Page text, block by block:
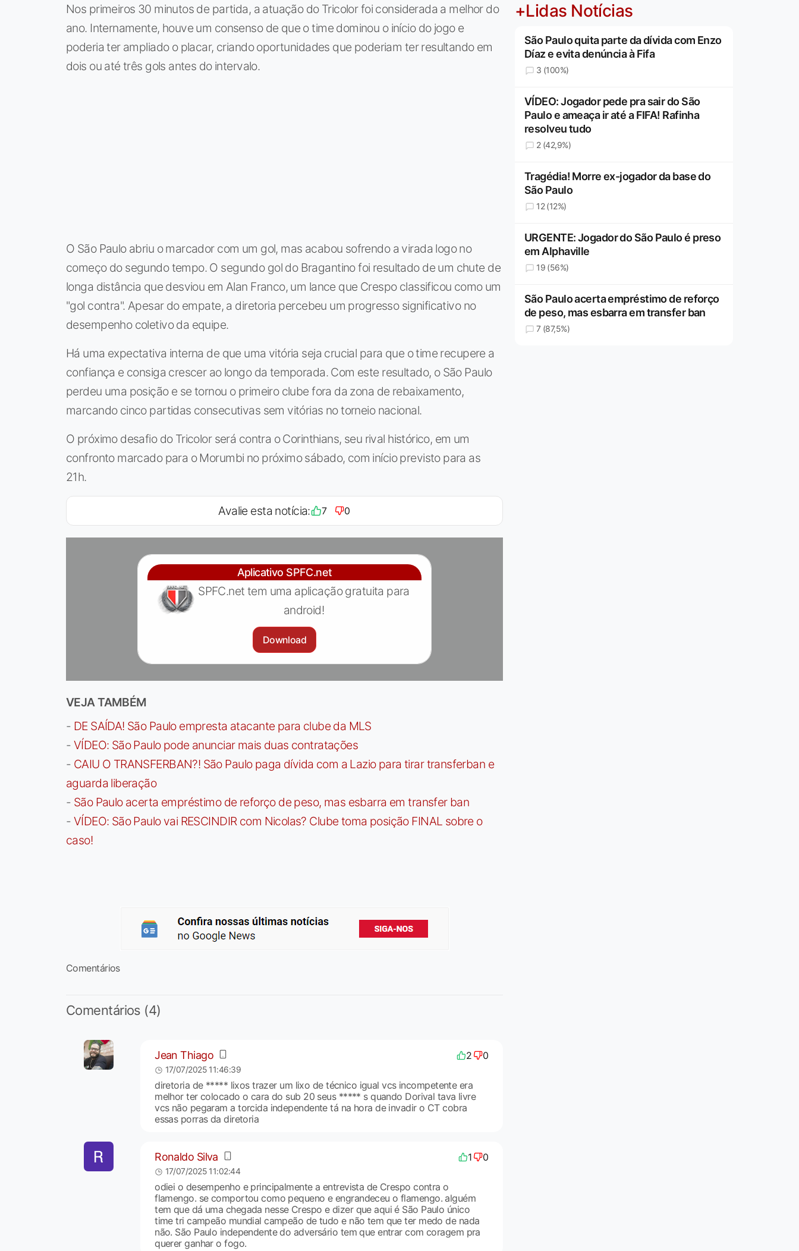
Nos primeiros 30 minutos de partida, a atuação do Tricolor foi considerada a melhor do
ano. Internamente, houve um consenso de que o time dominou o início do jogo e
poderia ter ampliado o placar, criando oportunidades que poderiam ter resultando em
dois ou até três gols antes do intervalo.
O São Paulo abriu o marcador com um gol, mas acabou sofrendo a virada logo no
começo do segundo tempo. O segundo gol do Bragantino foi resultado de um chute de
longa distância que desviou em Alan Franco, um lance que Crespo classificou como um
"gol contra". Apesar do empate, a diretoria percebeu um progresso significativo no
desempenho coletivo da equipe.
Há uma expectativa interna de que uma vitória seja crucial para que o time recupere a
confiança e consiga crescer ao longo da temporada. Com este resultado, o São Paulo
perdeu uma posição e se tornou o primeiro clube fora da zona de rebaixamento,
marcando cinco partidas consecutivas sem vitórias no torneio nacional.
O próximo desafio do Tricolor será contra o Corinthians, seu rival histórico, em um
confronto marcado para o Morumbi no próximo sábado, com início previsto para as
21h.
Avalie esta notícia: 7 0
Aplicativo SPFC.net
SPFC.net tem uma aplicação gratuita para
android!
Download
VEJA TAMBÉM
- DE SAÍDA! São Paulo empresta atacante para clube da MLS
- VÍDEO: São Paulo pode anunciar mais duas contratações
- CAIU O TRANSFERBAN?! São Paulo paga dívida com a Lazio para tirar transferban e
aguarda liberação
- São Paulo acerta empréstimo de reforço de peso, mas esbarra em transfer ban
- VÍDEO: São Paulo vai RESCINDIR com Nicolas? Clube toma posição FINAL sobre o
caso!
Comentários
Comentários (4)
Jean Thiago 2 0
17/07/2025 11:46:39
diretoria de ***** lixos trazer um lixo de técnico igual vcs incompetente era
melhor ter colocado o cara do sub 20 seus ***** s quando Dorival tava livre
vcs não pegaram a torcida independente tá na hora de invadir o CT cobra
essas porras da diretoria
Ronaldo Silva 1 0
17/07/2025 11:02:44
odiei o desempenho e principalmente a entrevista de Crespo contra o
flamengo. se comportou como pequeno e engrandeceu o flamengo. alguém
tem que dá uma chegada nesse Crespo e dizer que aqui é São Paulo único
time tri campeão mundial campeão de tudo e não tem que ter medo de nada
não. São Paulo independente do adversário tem que entrar com coragem pra
querer ganhar o fogo.
+Lidas Notícias
São Paulo quita parte da dívida com Enzo
Díaz e evita denúncia à Fifa
3 (100%)
VÍDEO: Jogador pede pra sair do São
Paulo e ameaça ir até a FIFA! Rafinha
resolveu tudo
2 (42,9%)
Tragédia! Morre ex-jogador da base do
São Paulo
12 (12%)
URGENTE: Jogador do São Paulo é preso
em Alphaville
19 (56%)
São Paulo acerta empréstimo de reforço
de peso, mas esbarra em transfer ban
7 (87,5%)